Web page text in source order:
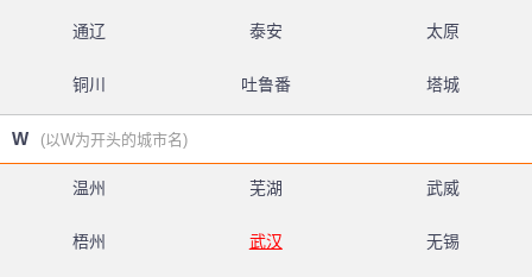
通辽 泰安 太原
铜川 吐鲁番 塔城
W (以W为开头的城市名)
温州 芜湖 武威
梧州 武汉 无锡